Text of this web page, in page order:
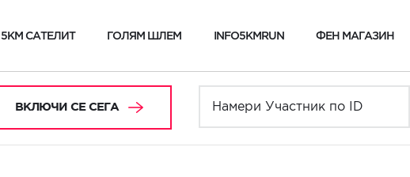
5KM САТЕЛИТ ГОЛЯМ ШЛЕМ INFO5KMRUN ФЕН МАГАЗИН
ВКЛЮЧИ СЕ СЕГА